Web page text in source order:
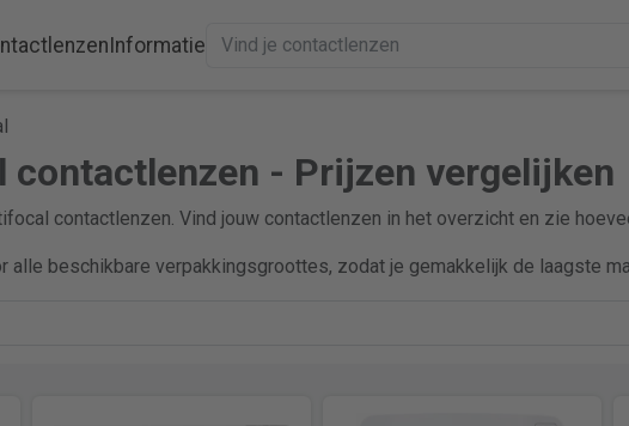
Informatie
- Prijzen vergelijken
contactlenzen. Vind jouw contactlenzen in het overzicht en zie
alle beschikbare verpakkingsgroottes, zodat je gemakkelijk de laagste